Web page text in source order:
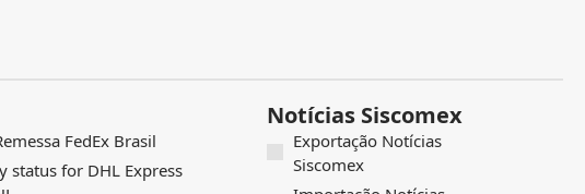
FedEx Brasil
status for DHL Express
Notícias Siscomex
Exportação Notícias
Siscomex